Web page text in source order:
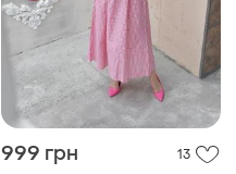
999 грн 13